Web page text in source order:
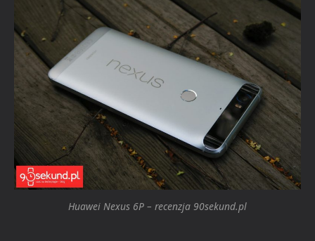
Huawei Nexus 6P – recenzja 90sekund.pl